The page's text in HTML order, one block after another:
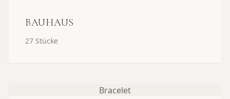
BAUHAUS
27 Stücke
Bracelet